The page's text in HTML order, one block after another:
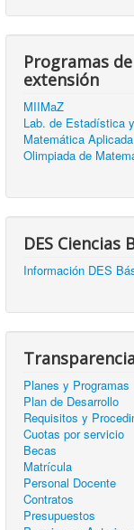
Programas de
extensión
MIIMaZ
Lab. de Estadística y
Matemática Aplicada
Olimpiada de
DES Ciencias
Información DES
Planes y Programas
Plan de Desarrollo
Requisitos y
Cuotas por servicio
Becas
Matrícula
Personal Docente
Contratos
Presupuestos